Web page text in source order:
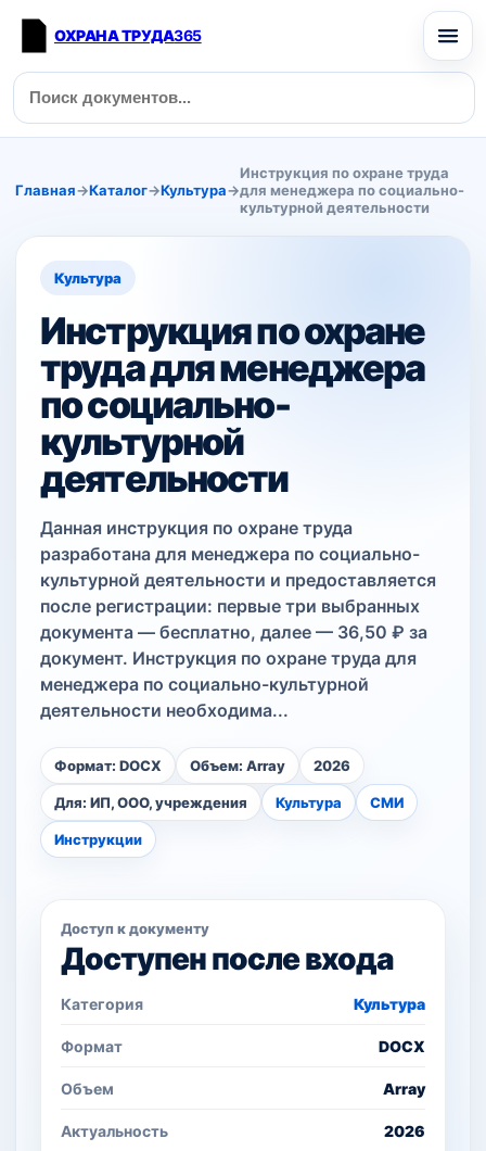
ОХРАНА ТРУДА365
Главная→Каталог→Культура→
Инструкция по охране труда
для менеджера по социально-
культурной деятельности
Культура
Инструкция по охране
труда для менеджера
по социально-
культурной
деятельности
Данная инструкция по охране труда
разработана для менеджера по социально-
культурной деятельности и предоставляется
после регистрации: первые три выбранных
документа — бесплатно, далее — 36,50 ₽ за
документ. Инструкция по охране труда для
менеджера по социально-культурной
деятельности необходима...
Формат: DOCX Объем: Array 2026
Для: ИП, ООО, учреждения Культура СМИ
Инструкции
Доступ к документу
Доступен после входа
Категория Культура
Формат DOCX
Объем Array
Актуальность 2026